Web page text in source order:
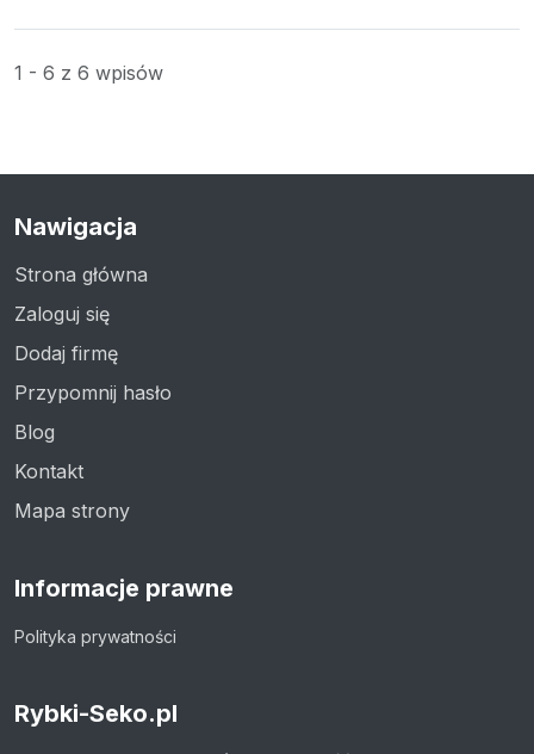
1 - 6 z 6 wpisów
Nawigacja
Strona główna
Zaloguj się
Dodaj firmę
Przypomnij hasło
Blog
Kontakt
Mapa strony
Informacje prawne
Polityka prywatności
Rybki-Seko.pl